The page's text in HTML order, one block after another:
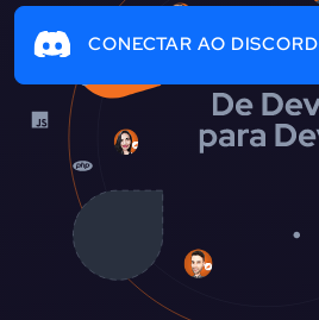
CONECTAR AO DISCORD